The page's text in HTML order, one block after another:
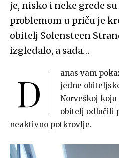
je, nisko i neke grede
problemom u priču je
obitelj Solensteen
izgledalo, a sada…
D
anas vam
jedne
Norveškoj koju
obitelj odlučili
neaktivno potkrovlje.